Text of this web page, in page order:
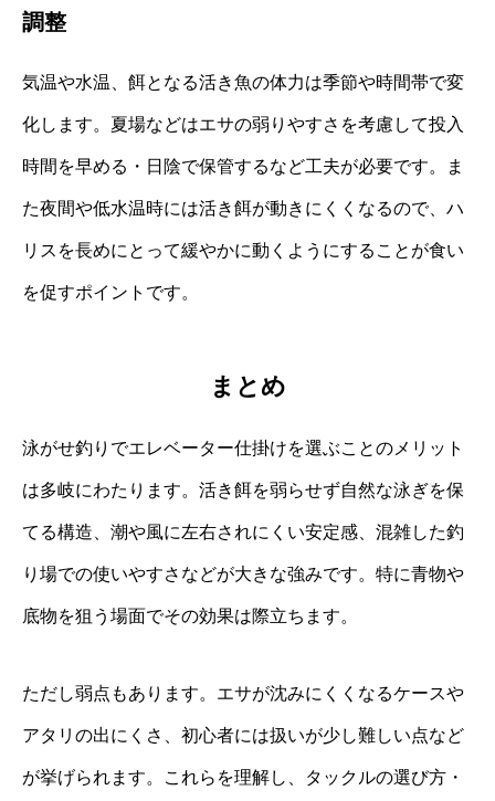
調整
気温や水温、餌となる活き魚の体力は季節や時間帯で変
化します。夏場などはエサの弱りやすさを考慮して投入
時間を早める・日陰で保管するなど工夫が必要です。ま
た夜間や低水温時には活き餌が動きにくくなるので、ハ
リスを長めにとって緩やかに動くようにすることが食い
を促すポイントです。
まとめ
泳がせ釣りでエレベーター仕掛けを選ぶことのメリット
は多岐にわたります。活き餌を弱らせず自然な泳ぎを保
てる構造、潮や風に左右されにくい安定感、混雑した釣
り場での使いやすさなどが大きな強みです。特に青物や
底物を狙う場面でその効果は際立ちます。
ただし弱点もあります。エサが沈みにくくなるケースや
アタリの出にくさ、初心者には扱いが少し難しい点など
が挙げられます。これらを理解し、タックルの選び方・